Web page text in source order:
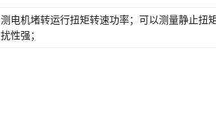
测电机堵转运行扭矩转速功率；可以测量静止扭
扰性强；